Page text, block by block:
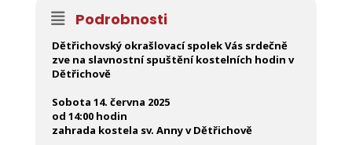
Podrobnosti
Dětřichovský okrašlovací spolek Vás srdečně
zve na slavnostní spuštění kostelních hodin v
Dětřichově
Sobota 14. června 2025
od 14:00 hodin
zahrada kostela sv. Anny v Dětřichově